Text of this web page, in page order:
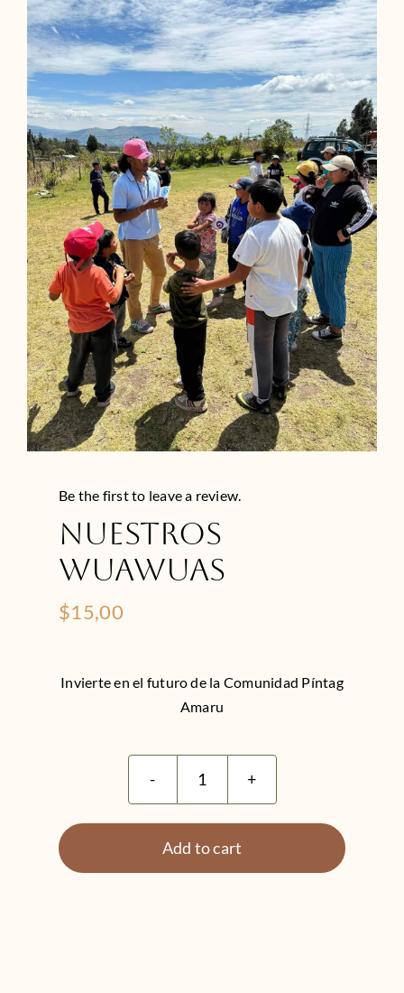
Contactos
Blog
Be the first to leave a review.
Nuestros
Wuawuas
$15,00
Invierte en el futuro de la Comunidad Píntag
Amaru
Nuestros
Wuawuas
quantity
Add to cart